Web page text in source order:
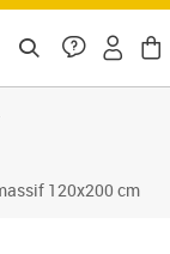
120x200 cm